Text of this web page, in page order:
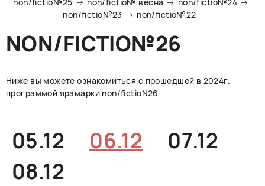
Прессе
Контакты
РУССКИЙ ENGLISH CHINESE
non/fictio№23
non/fictio№22
NON/FICTIO№26
Ниже вы можете ознакомиться с прошедшей в 2024г.
программой ярамарки non/fictioN26
05.12 06.12
07.12
08.12